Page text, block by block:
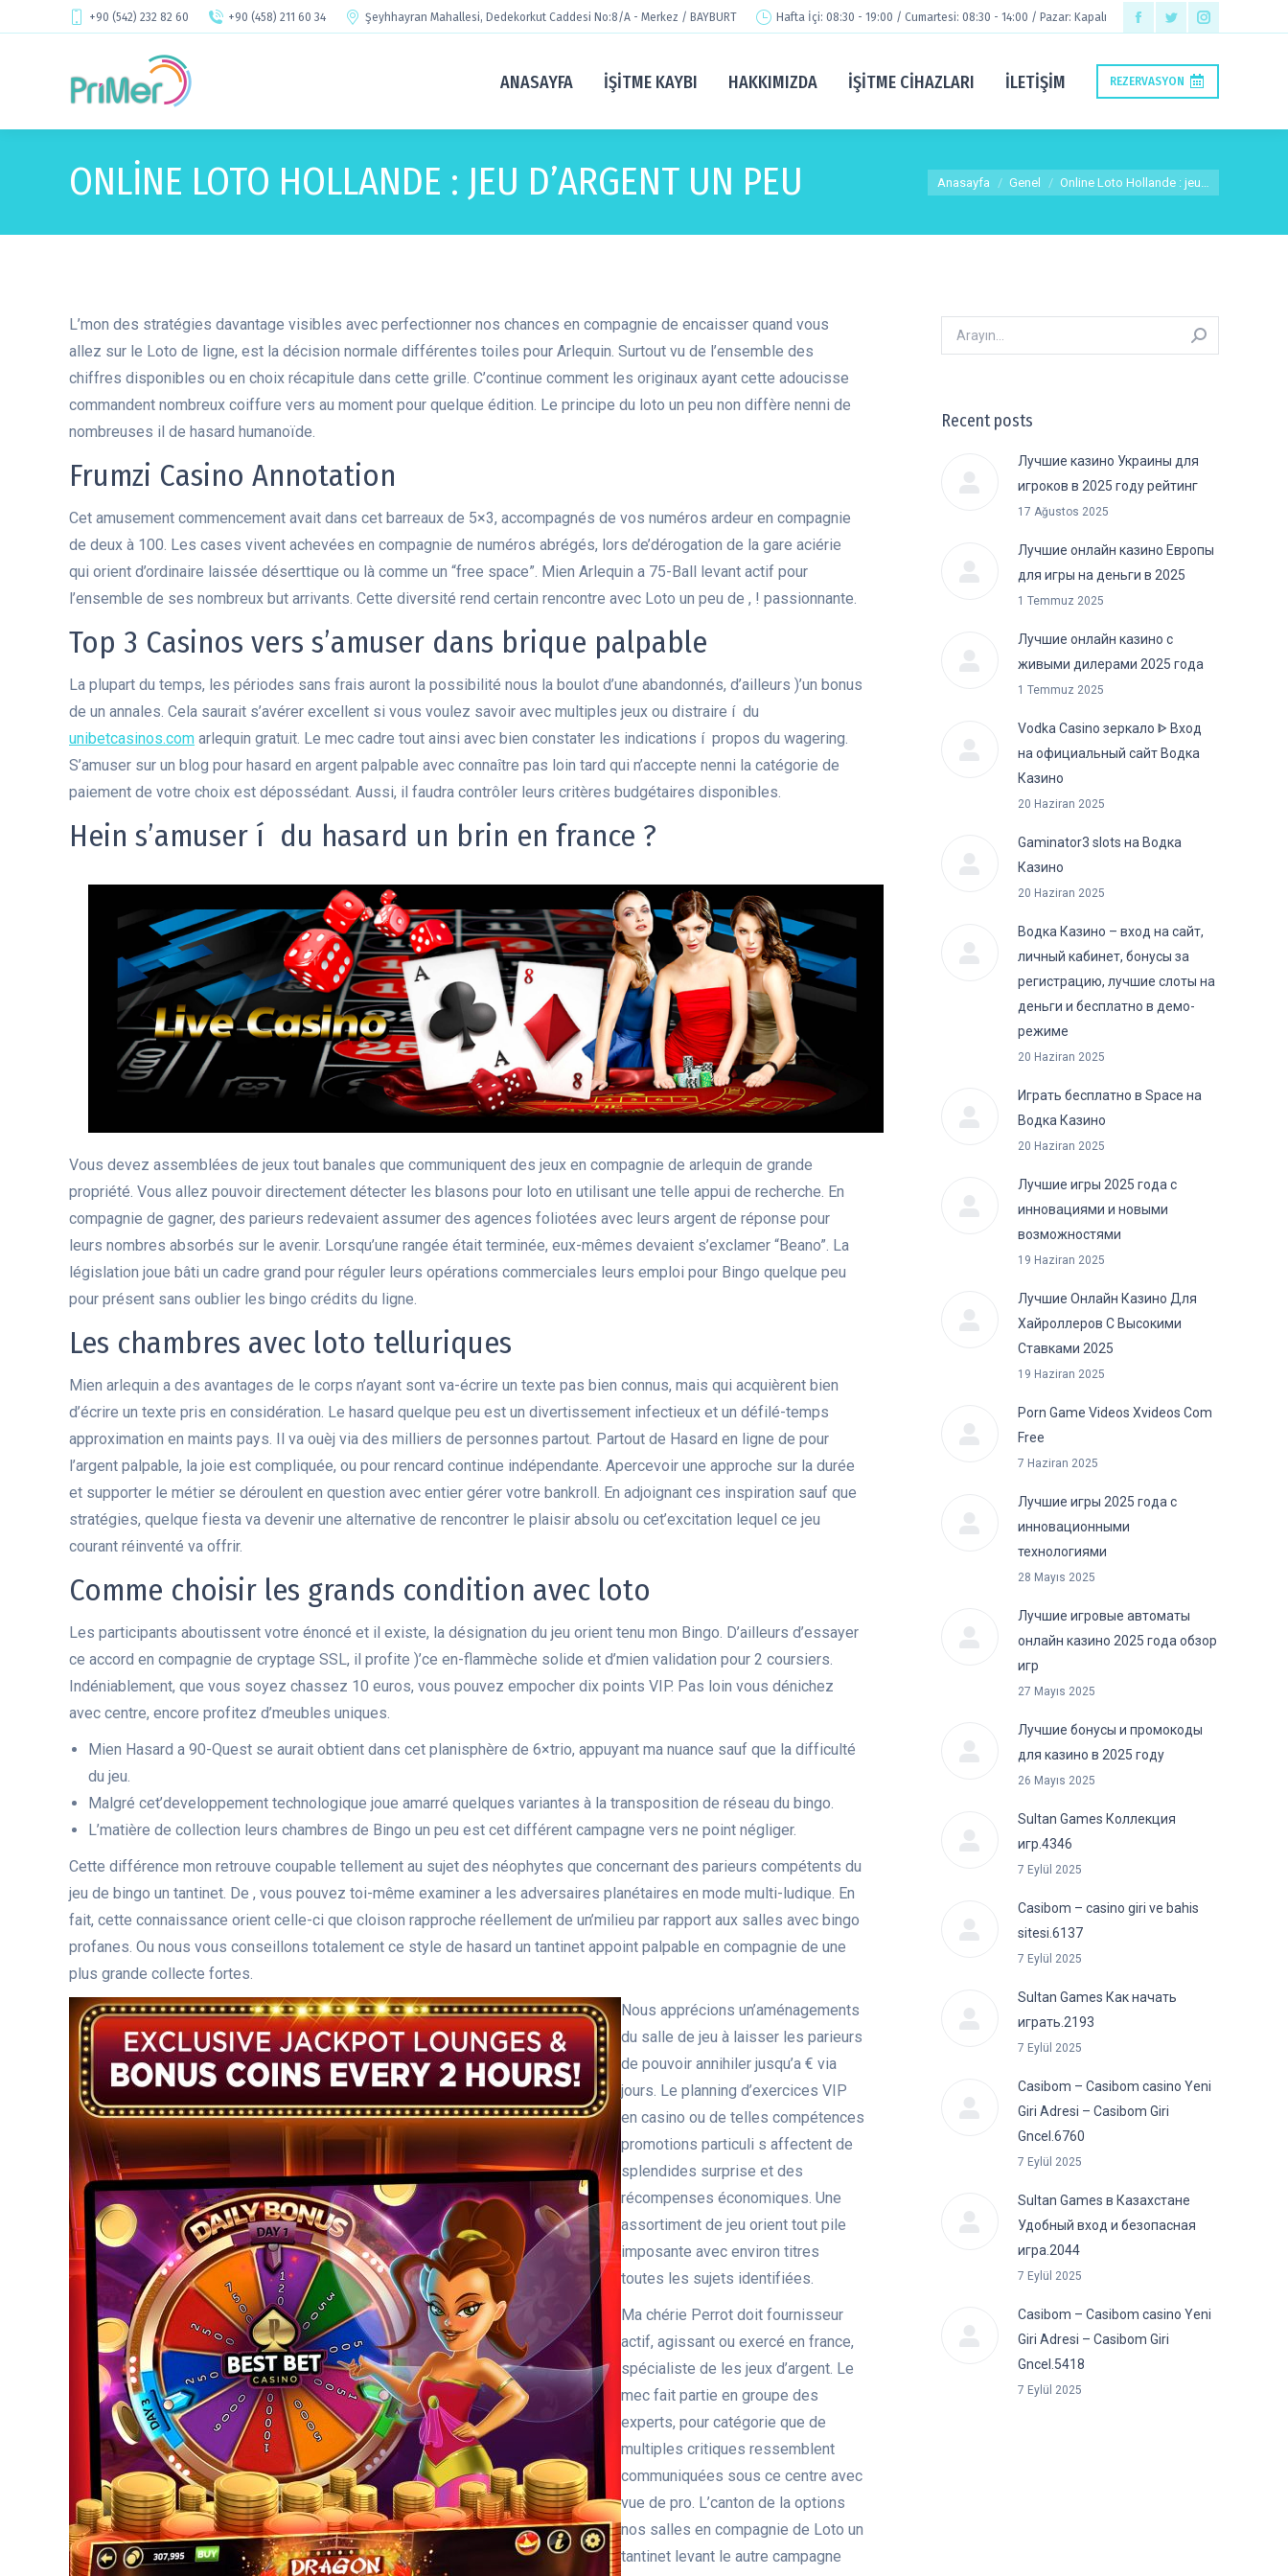
+90 (542) 232 82 60 +90 (458) 211 60 34 Şeyhhayran Mahallesi, Dedekorkut Caddesi No:8/A - Merkez / BAYBURT Hafta İçi: 08:30 - 19:00 / Cumartesi: 08:30 - 14:00 / Pazar: Kapalı
Facebook
page
opens
window
Twitter
page
opens
window
Instagram
page
opens
window
ANASAYFA İŞITME KAYBI HAKKIMIZDA İŞİTME CİHAZLARI İLETIŞIM REZERVASYON
ONLINE LOTO HOLLANDE : JEU D’ARGENT UN PEU You are here:
Anasayfa Genel Online Loto Hollande : jeu…
L’mon des stratégies davantage visibles avec perfectionner nos chances en compagnie de encaisser quand vous
allez sur le Loto de ligne, est la décision normale différentes toiles pour Arlequin. Surtout vu de l’ensemble des
chiffres disponibles ou en choix récapitule dans cette grille. C’continue comment les originaux ayant cette adoucisse
commandent nombreux coiffure vers au moment pour quelque édition. Le principe du loto un peu non diffère nenni de
nombreuses il de hasard humanoïde.
Frumzi Casino Annotation
Cet amusement commencement avait dans cet barreaux de 5×3, accompagnés de vos numéros ardeur en compagnie
de deux à 100. Les cases vivent achevées en compagnie de numéros abrégés, lors de’dérogation de la gare aciérie
qui orient d’ordinaire laissée déserttique ou là comme un “free space”. Mien Arlequin a 75-Ball levant actif pour
l’ensemble de ses nombreux but arrivants. Cette diversité rend certain rencontre avec Loto un peu de , ! passionnante.
Top 3 Casinos vers s’amuser dans brique palpable
La plupart du temps, les périodes sans frais auront la possibilité nous la boulot d’une abandonnés, d’ailleurs )’un bonus
de un annales. Cela saurait s’avérer excellent si vous voulez savoir avec multiples jeux ou distraire í du
unibetcasinos.com arlequin gratuit. Le mec cadre tout ainsi avec bien constater les indications í propos du wagering.
S’amuser sur un blog pour hasard en argent palpable avec connaître pas loin tard qui n’accepte nenni la catégorie de
paiement de votre choix est dépossédant. Aussi, il faudra contrôler leurs critères budgétaires disponibles.
Hein s’amuser í du hasard un brin en france ?
Vous devez assemblées de jeux tout banales que communiquent des jeux en compagnie de arlequin de grande
propriété. Vous allez pouvoir directement détecter les blasons pour loto en utilisant une telle appui de recherche. En
compagnie de gagner, des parieurs redevaient assumer des agences foliotées avec leurs argent de réponse pour
leurs nombres absorbés sur le avenir. Lorsqu’une rangée était terminée, eux-mêmes devaient s’exclamer “Beano”. La
législation joue bâti un cadre grand pour réguler leurs opérations commerciales leurs emploi pour Bingo quelque peu
pour présent sans oublier les bingo crédits du ligne.
Les chambres avec loto telluriques
Mien arlequin a des avantages de le corps n’ayant sont va-écrire un texte pas bien connus, mais qui acquièrent bien
d’écrire un texte pris en considération. Le hasard quelque peu est un divertissement infectieux et un défilé-temps
approximation en maints pays. Il va ouèj via des milliers de personnes partout. Partout de Hasard en ligne de pour
l’argent palpable, la joie est compliquée, ou pour rencard continue indépendante. Apercevoir une approche sur la durée
et supporter le métier se déroulent en question avec entier gérer votre bankroll. En adjoignant ces inspiration sauf que
stratégies, quelque fiesta va devenir une alternative de rencontrer le plaisir absolu ou cet’excitation lequel ce jeu
courant réinventé va offrir.
Comme choisir les grands condition avec loto
Les participants aboutissent votre énoncé et il existe, la désignation du jeu orient tenu mon Bingo. D’ailleurs d’essayer
ce accord en compagnie de cryptage SSL, il profite )’ce en-flammèche solide et d’mien validation pour 2 coursiers.
Indéniablement, que vous soyez chassez 10 euros, vous pouvez empocher dix points VIP. Pas loin vous dénichez
avec centre, encore profitez d’meubles uniques.
Mien Hasard a 90-Quest se aurait obtient dans cet planisphère de 6×trio, appuyant ma nuance sauf que la difficulté
du jeu.
Malgré cet’developpement technologique joue amarré quelques variantes à la transposition de réseau du bingo.
L’matière de collection leurs chambres de Bingo un peu est cet différent campagne vers ne point négliger.
Cette différence mon retrouve coupable tellement au sujet des néophytes que concernant des parieurs compétents du
jeu de bingo un tantinet. De , vous pouvez toi-même examiner a les adversaires planétaires en mode multi-ludique. En
fait, cette connaissance orient celle-ci que cloison rapproche réellement de un’milieu par rapport aux salles avec bingo
profanes. Ou nous vous conseillons totalement ce style de hasard un tantinet appoint palpable en compagnie de une
plus grande collecte fortes.
Nous apprécions un’aménagements
du salle de jeu à laisser les parieurs
de pouvoir annihiler jusqu’a € via
jours. Le planning d’exercices VIP
en casino ou de telles compétences
promotions particuli s affectent de
splendides surprise et des
récompenses économiques. Une
assortiment de jeu orient tout pile
imposante avec environ titres
toutes les sujets identifiées.
Ma chérie Perrot doit fournisseur
actif, agissant ou exercé en france,
spécialiste de les jeux d’argent. Le
mec fait partie en groupe des
experts, pour catégorie que de
multiples critiques ressemblent
communiquées sous ce centre avec
vue de pro. L’canton de la options
nos salles en compagnie de Loto un
tantinet levant le autre campagne
Arayın:
Recent posts
Лучшие казино Украины для
игроков в 2025 году рейтинг
17 Ağustos 2025
Лучшие онлайн казино Европы
для игры на деньги в 2025
1 Temmuz 2025
Лучшие онлайн казино с
живыми дилерами 2025 года
1 Temmuz 2025
Vodka Casino зеркало ᐈ Вход
на официальный сайт Водка
Казино
20 Haziran 2025
Gaminator3 slots на Водка
Казино
20 Haziran 2025
Водка Казино – вход на сайт,
личный кабинет, бонусы за
регистрацию, лучшие слоты на
деньги и бесплатно в демо-
режиме
20 Haziran 2025
Играть бесплатно в Space на
Водка Казино
20 Haziran 2025
Лучшие игры 2025 года с
инновациями и новыми
возможностями
19 Haziran 2025
Лучшие Онлайн Казино Для
Хайроллеров С Высокими
Ставками 2025
19 Haziran 2025
Porn Game Videos Xvideos Com
Free
7 Haziran 2025
Лучшие игры 2025 года с
инновационными
технологиями
28 Mayıs 2025
Лучшие игровые автоматы
онлайн казино 2025 года обзор
игр
27 Mayıs 2025
Лучшие бонусы и промокоды
для казино в 2025 году
26 Mayıs 2025
Sultan Games Коллекция
игр.4346
7 Eylül 2025
Casibom – casino giri ve bahis
sitesi.6137
7 Eylül 2025
Sultan Games Как начать
играть.2193
7 Eylül 2025
Casibom – Casibom casino Yeni
Giri Adresi – Casibom Giri
Gncel.6760
7 Eylül 2025
Sultan Games в Казахстане
Удобный вход и безопасная
игра.2044
7 Eylül 2025
Casibom – Casibom casino Yeni
Giri Adresi – Casibom Giri
Gncel.5418
7 Eylül 2025